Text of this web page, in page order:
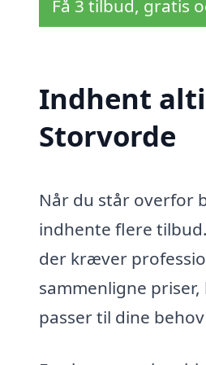
Få 3 tilbud, gratis
Indhent
Storvorde
Når du står overfor
indhente flere
der kræver
sammenligne
passer til dine